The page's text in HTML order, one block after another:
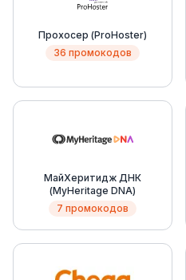
Прохосер (ProHoster)
36 промокодов
МайХеритидж ДНК
(MyHeritage DNA)
7 промокодов